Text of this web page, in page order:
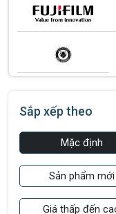
Sắp xếp theo
Mặc định
Sản phẩm mới
Giá thấp đến